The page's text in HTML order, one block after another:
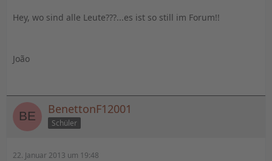
Hey, wo sind alle Leute???...es ist so still im Forum!!
João
BenettonF12001
Schüler
22. Januar 2013 um 19:48